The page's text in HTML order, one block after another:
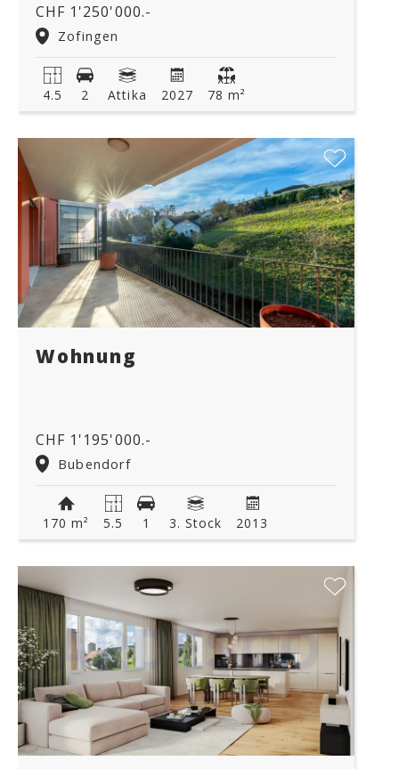
CHF 1'250'000.-
Zofingen
4.5 2 Attika 2027 78 m²
Wohnung
CHF 1'195'000.-
Bubendorf
170 m² 5.5 1 3. Stock 2013